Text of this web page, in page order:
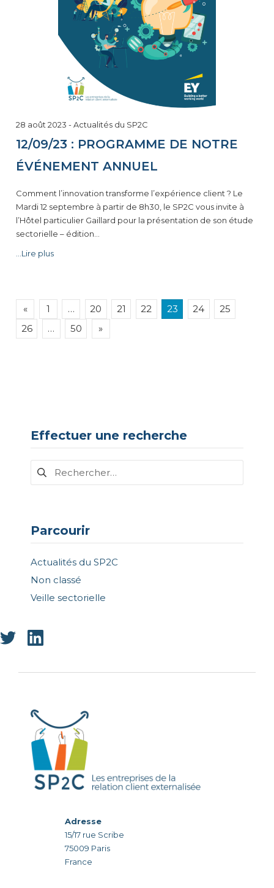
28 août 2023 - Actualités du SP2C
12/09/23 : PROGRAMME DE NOTRE
ÉVÉNEMENT ANNUEL
Comment l’innovation transforme l’expérience client ? Le
Mardi 12 septembre à partir de 8h30, le SP2C vous invite à
l’Hôtel particulier Gaillard pour la présentation de son étude
sectorielle – édition…
...Lire plus
NAVIGATION
DES
ARTICLES
« 1 … 20 21 22 23 24
25
26
… 50 »
Effectuer une recherche
Rechercher :
Parcourir
Actualités du SP2C
Non classé
Veille sectorielle
Adresse
15/17 rue Scribe
75009 Paris
France